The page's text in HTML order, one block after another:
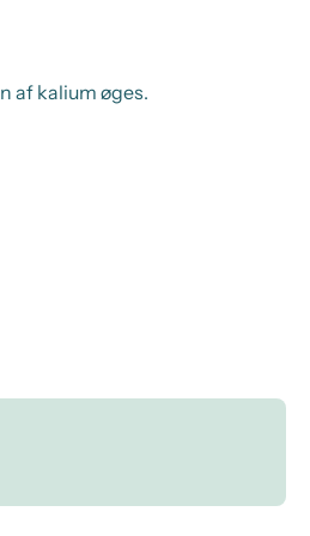
af kalium øges.